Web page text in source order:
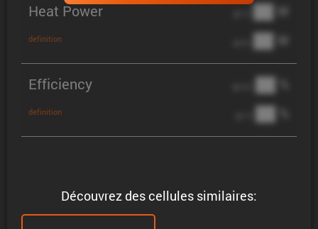
Découvrez des cellules similaires:
Heat Power
definition
██ W
██ W
Efficiency
definition
██ %
██ %